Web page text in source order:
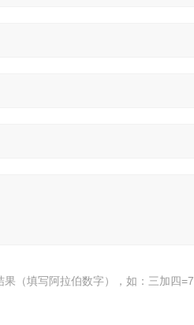
果（填写阿拉伯数字），如：三加四=7